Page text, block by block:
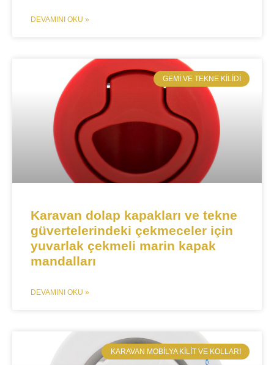
DEVAMINI OKU »
​GEMI VE TEKNE KILIDI​
Karavan dolap kapakları ve tekne
güvertelerindeki çekmeceler için
yuvarlak çekmeli marin kapak
mandalları
DEVAMINI OKU »
​KARAVAN MOBILYA KILIT VE KOLLARI